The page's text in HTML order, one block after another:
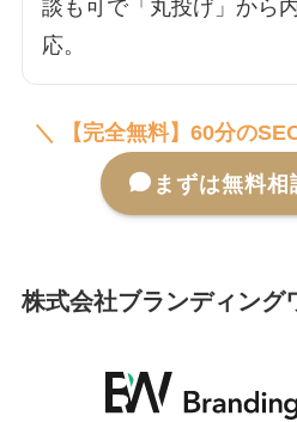
談も可で「丸投げ」から
応。
＼ 【完全無料】60分の
まずは無料相
株式会社ブランディング